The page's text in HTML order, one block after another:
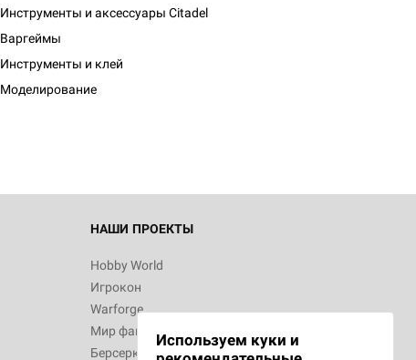
Инструменты и аксессуары Citadel
Варгеймы
Инструменты и клей
Моделирование
НАШИ ПРОЕКТЫ
Hobby World
Игрокон
Warforge
Мир фантастики
Берсерк
Используем куки и